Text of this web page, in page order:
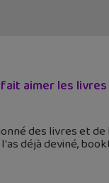
aimer les livres
des livres et
déjà deviné,